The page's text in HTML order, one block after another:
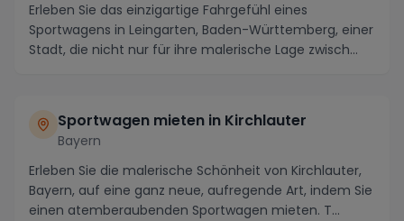
Erleben Sie das einzigartige Fahrgefühl eines
Sportwagens in Leingarten, Baden-Württemberg, einer
Stadt, die nicht nur für ihre malerische Lage zwisch...
Sportwagen mieten in Kirchlauter
Bayern
Erleben Sie die malerische Schönheit von Kirchlauter,
Bayern, auf eine ganz neue, aufregende Art, indem Sie
einen atemberaubenden Sportwagen mieten. T...